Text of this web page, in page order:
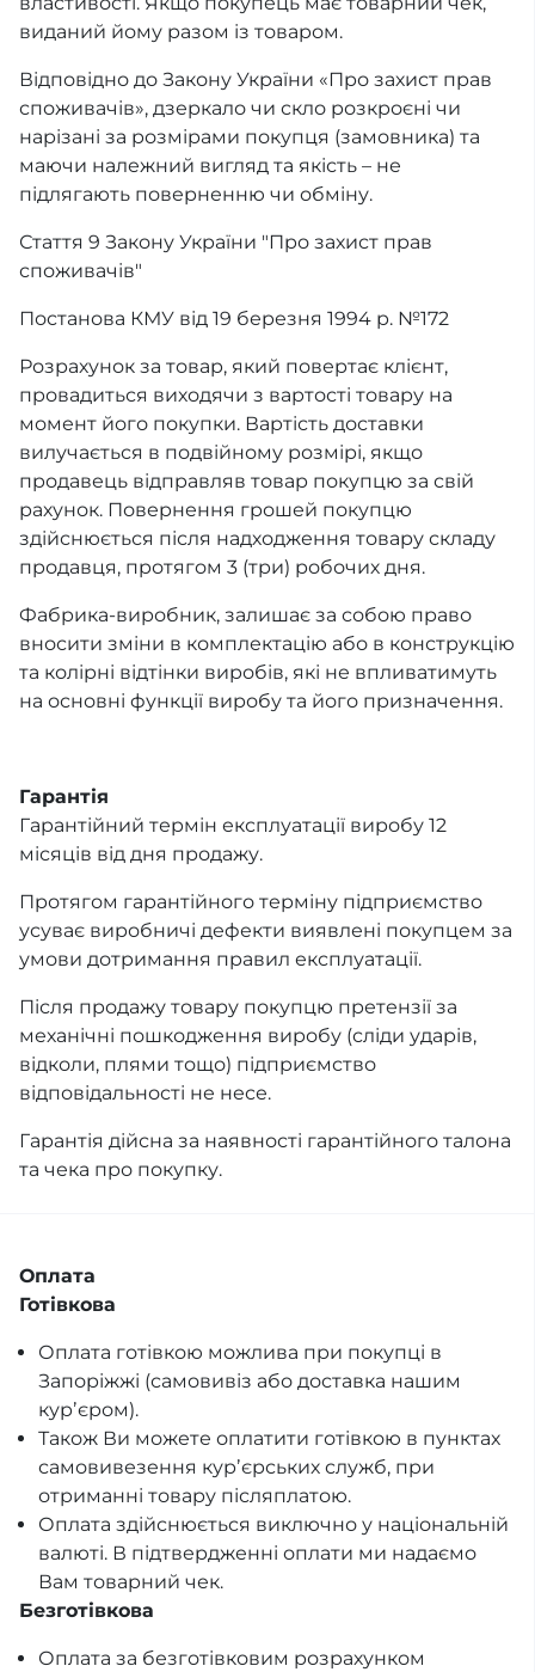
виданий йому разом із товаром.
Відповідно до Закону України «Про захист прав
споживачів», дзеркало чи скло розкроєні чи
нарізані за розмірами покупця (замовника) та
маючи належний вигляд та якість – не
підлягають поверненню чи обміну.
Стаття 9 Закону України "Про захист прав
споживачів"
Постанова КМУ від 19 березня 1994 р. №172
Розрахунок за товар, який повертає клієнт,
провадиться виходячи з вартості товару на
момент його покупки. Вартість доставки
вилучається в подвійному розмірі, якщо
продавець відправляв товар покупцю за свій
рахунок. Повернення грошей покупцю
здійснюється після надходження товару складу
продавця, протягом 3 (три) робочих дня.
Фабрика-виробник, залишає за собою право
вносити зміни в комплектацію або в конструкцію
та колірні відтінки виробів, які не впливатимуть
на основні функції виробу та його призначення.
Гарантія
Гарантійний термін експлуатації виробу 12
місяців від дня продажу.
Протягом гарантійного терміну підприємство
усуває виробничі дефекти виявлені покупцем за
умови дотримання правил експлуатації.
Після продажу товару покупцю претензії за
механічні пошкодження виробу (сліди ударів,
відколи, плями тощо) підприємство
відповідальності не несе.
Гарантія дійсна за наявності гарантійного талона
та чека про покупку.
Оплата
Готівкова
Оплата готівкою можлива при покупці в
Запоріжжі (самовивіз або доставка нашим
курʼєром).
Також Ви можете оплатити готівкою в пунктах
самовивезення курʼєрських служб, при
отриманні товару післяплатою.
Оплата здійснюється виключно у національній
валюті. В підтвердженні оплати ми надаємо
Вам товарний чек.
Безготівкова
Оплата за безготівковим розрахунком